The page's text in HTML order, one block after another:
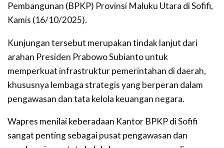
Pembangunan (BPKP) Provinsi Maluku Utara di Sofifi,
Kamis (16/10/2025).
Kunjungan tersebut merupakan tindak lanjut dari
arahan Presiden Prabowo Subianto untuk
memperkuat infrastruktur pemerintahan di daerah,
khususnya lembaga strategis yang berperan dalam
pengawasan dan tata kelola keuangan negara.
Wapres menilai keberadaan Kantor BPKP di Sofifi
sangat penting sebagai pusat pengawasan dan